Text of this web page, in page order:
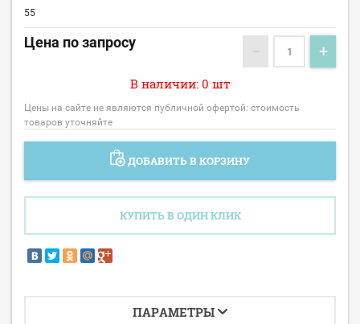
55
Цена по запросу − +
В наличии: 0 шт
Цены на сайте не являются публичной офертой: стоимость
товаров уточняйте
ДОБАВИТЬ В КОРЗИНУ
КУПИТЬ В ОДИН КЛИК
ПАРАМЕТРЫ